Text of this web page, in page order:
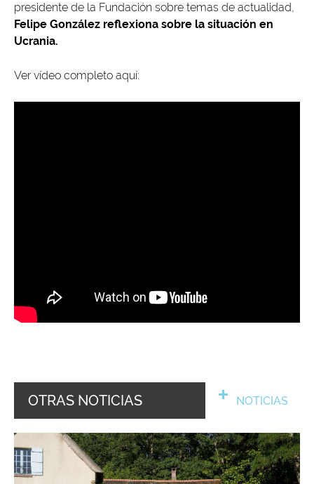
presidente de la Fundación sobre temas de actualidad,
Felipe González reflexiona sobre la situación en
Ucrania.
Ver vídeo completo aquí:
OTRAS NOTICIAS NOTICIAS